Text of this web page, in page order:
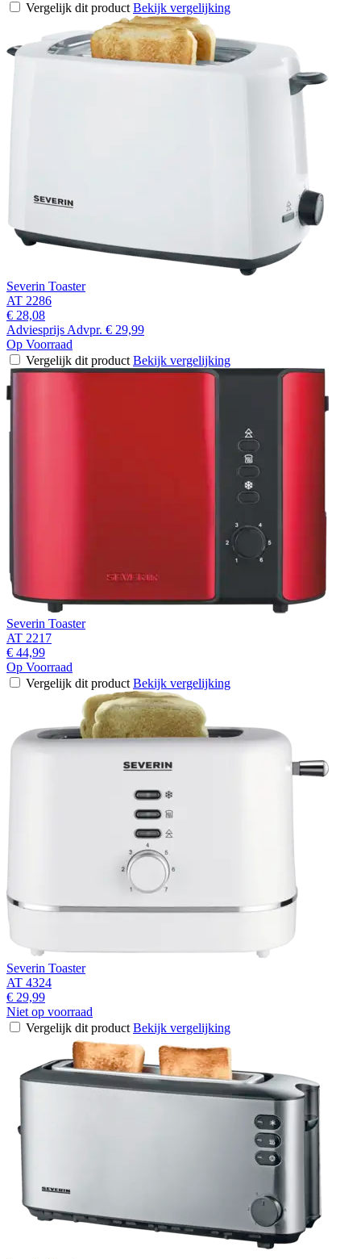
Vergelijk dit product Bekijk vergelijking
Severin Toaster
AT 2286
€ 28,08
Adviesprijs Advpr. € 29,99
Op Voorraad
Vergelijk dit product Bekijk vergelijking
Severin Toaster
AT 2217
€ 44,99
Op Voorraad
Vergelijk dit product Bekijk vergelijking
Severin Toaster
AT 4324
€ 29,99
Niet op voorraad
Vergelijk dit product Bekijk vergelijking